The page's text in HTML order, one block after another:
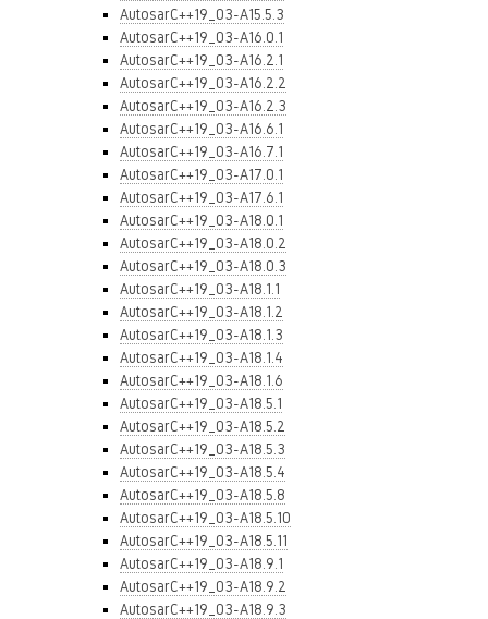
AutosarC++19_03-A15.5.3
AutosarC++19_03-A16.0.1
AutosarC++19_03-A16.2.1
AutosarC++19_03-A16.2.2
AutosarC++19_03-A16.2.3
AutosarC++19_03-A16.6.1
AutosarC++19_03-A16.7.1
AutosarC++19_03-A17.0.1
AutosarC++19_03-A17.6.1
AutosarC++19_03-A18.0.1
AutosarC++19_03-A18.0.2
AutosarC++19_03-A18.0.3
AutosarC++19_03-A18.1.1
AutosarC++19_03-A18.1.2
AutosarC++19_03-A18.1.3
AutosarC++19_03-A18.1.4
AutosarC++19_03-A18.1.6
AutosarC++19_03-A18.5.1
AutosarC++19_03-A18.5.2
AutosarC++19_03-A18.5.3
AutosarC++19_03-A18.5.4
AutosarC++19_03-A18.5.8
AutosarC++19_03-A18.5.10
AutosarC++19_03-A18.5.11
AutosarC++19_03-A18.9.1
AutosarC++19_03-A18.9.2
AutosarC++19_03-A18.9.3